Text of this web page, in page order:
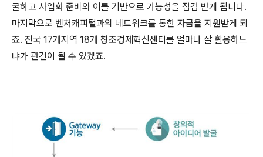
굴하고 사업화 준비와 이를 기반으로 가능성을 점검 받게 됩니다.
마지막으로 벤처캐피털과의 네트워크를 통한 자금을 지원받게 되
죠. 전국 17개지역 18개 창조경제혁신센터를 얼마나 잘 활용하느
냐가 관건이 될 수 있겠죠.